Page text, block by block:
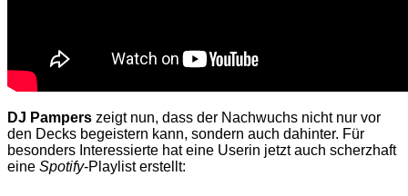
DJ Pampers zeigt nun, dass der Nachwuchs nicht nur vor
den Decks begeistern kann, sondern auch dahinter. Für
besonders Interessierte hat eine Userin jetzt auch scherzhaft
eine Spotify-Playlist erstellt: